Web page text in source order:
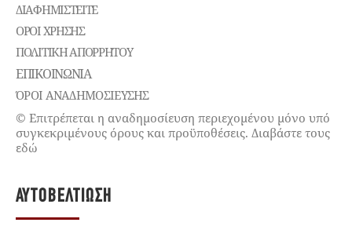
ΔΙΑΦΗΜΙΣΤΕΊΤΕ
ΌΡΟΙ ΧΡΉΣΗΣ
ΠΟΛΙΤΙΚΉ ΑΠΟΡΡΉΤΟΥ
ΕΠΙΚΟΙΝΩΝΊΑ
ΌΡΟΙ ΑΝΑΔΗΜΟΣΙΕΥΣΗΣ
© Επιτρέπεται η αναδημοσίευση περιεχομένου μόνο υπό
συγκεκριμένους όρους και προϋποθέσεις. Διαβάστε τους
εδώ
ΑΥΤΟΒΕΛΤΊΩΣΗ